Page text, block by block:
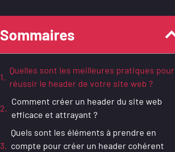
Sommaires
Quelles sont les meilleures pratiques pour
réussir le header de votre site web ?
Comment créer un header du site web
efficace et attrayant ?
Quels sont les éléments à prendre en
compte pour créer un header cohérent